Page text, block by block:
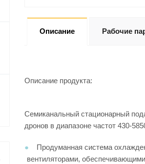
Описание Рабочие
Описание продукта:
Семиканальный стационарный
дронов в диапазоне частот 430-
Продуманная система
вентиляторами,